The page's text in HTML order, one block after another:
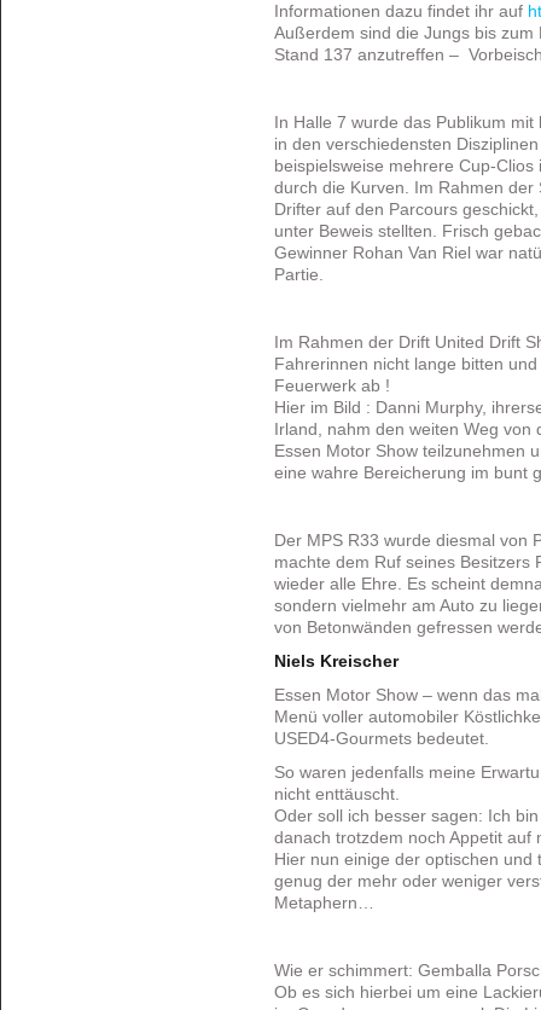
Informationen dazu findet ihr auf
Außerdem sind die Jungs bis
Stand 137 anzutreffen –
In Halle 7 wurde das Publikum
in den verschiedensten
beispielsweise mehrere Cup-
durch die Kurven. Im Rahmen
Drifter auf den Parcours
unter Beweis stellten. Frisch
Gewinner Rohan Van Riel war
Partie.
Im Rahmen der Drift United Drift
Fahrerinnen nicht lange bitten
Feuerwerk ab !
Hier im Bild : Danni Murphy,
Irland, nahm den weiten Weg
Essen Motor Show teilzunehmen
eine wahre Bereicherung im bunt
Der MPS R33 wurde diesmal von
machte dem Ruf seines Besitzers
wieder alle Ehre. Es scheint
sondern vielmehr am Auto zu
von Betonwänden gefressen
Niels Kreischer
Essen Motor Show – wenn das
Menü voller automobiler
USED4-Gourmets bedeutet.
So waren jedenfalls meine
nicht enttäuscht.
Oder soll ich besser sagen: Ich
danach trotzdem noch Appetit auf
Hier nun einige der optischen
genug der mehr oder weniger
Metaphern…
Wie er schimmert: Gemballa
Ob es sich hierbei um eine